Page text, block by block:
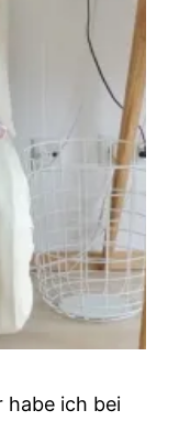
habe ich bei